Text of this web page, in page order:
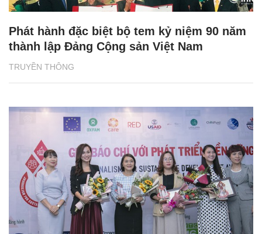
TRUYỀN THÔNG
Phát hành đặc biệt bộ tem kỷ niệm 90 năm
thành lập Đảng Cộng sản Việt Nam